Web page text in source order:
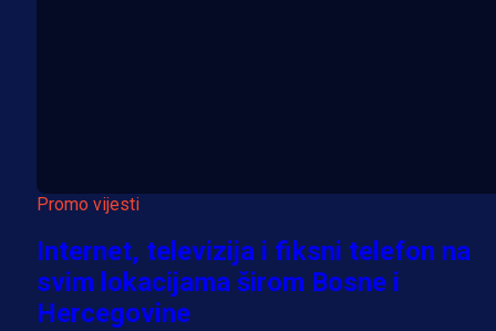
Promo vijesti
Internet, televizija i fiksni telefon na
svim lokacijama širom Bosne i
Hercegovine